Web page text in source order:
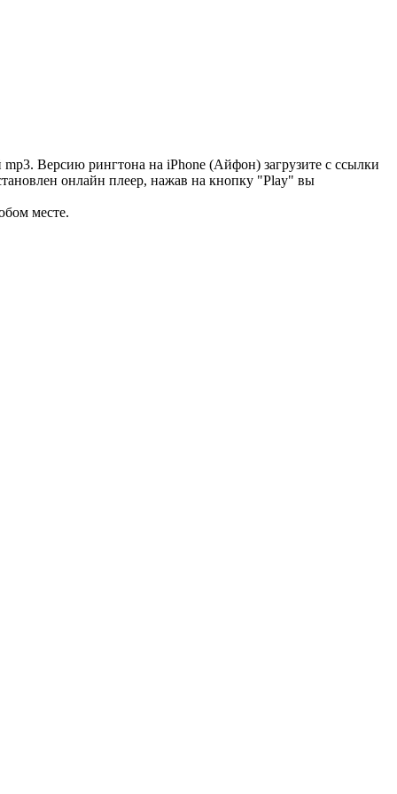
Версию рингтона на iPhone (Айфон) загрузите с ссылки
онлайн плеер, нажав на кнопку "Play" вы
месте.